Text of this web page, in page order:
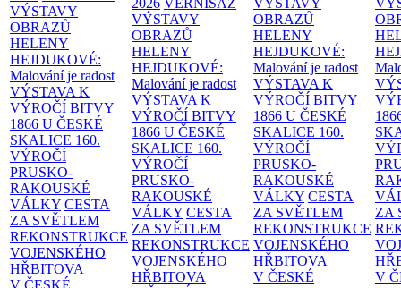
VÝSTAVY
OBRAZŮ
HELENY
HEJDUKOVÉ:
Malování je radost
VÝSTAVA K
VÝROČÍ BITVY
1866 U ČESKÉ
SKALICE 160.
VÝROČÍ
PRUSKO-
RAKOUSKÉ
VÁLKY CESTA
ZA SVĚTLEM
REKONSTRUKCE
VOJENSKÉHO
HŘBITOVA
2026 VERNISÁŽ
VÝSTAVY
OBRAZŮ
HELENY
HEJDUKOVÉ:
Malování je radost
VÝSTAVA K
VÝROČÍ BITVY
1866 U ČESKÉ
SKALICE 160.
VÝROČÍ
PRUSKO-
RAKOUSKÉ
VÁLKY CESTA
ZA SVĚTLEM
REKONSTRUKCE
VOJENSKÉHO
HŘBITOVA
VÝSTAVY
OBRAZŮ
HELENY
HEJDUKOVÉ:
Malování je radost
VÝSTAVA K
VÝROČÍ BITVY
1866 U ČESKÉ
SKALICE 160.
VÝROČÍ
PRUSKO-
RAKOUSKÉ
VÁLKY CESTA
ZA SVĚTLEM
REKONSTRUKCE
VOJENSKÉHO
HŘBITOVA
V ČESKÉ
ZA
V